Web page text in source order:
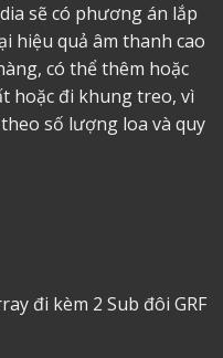
sẽ có phương án lắp
hiệu quả âm thanh cao
có thể thêm hoặc
hoặc đi khung treo, vì
số lượng loa và quy
đi kèm 2 Sub đôi GRF